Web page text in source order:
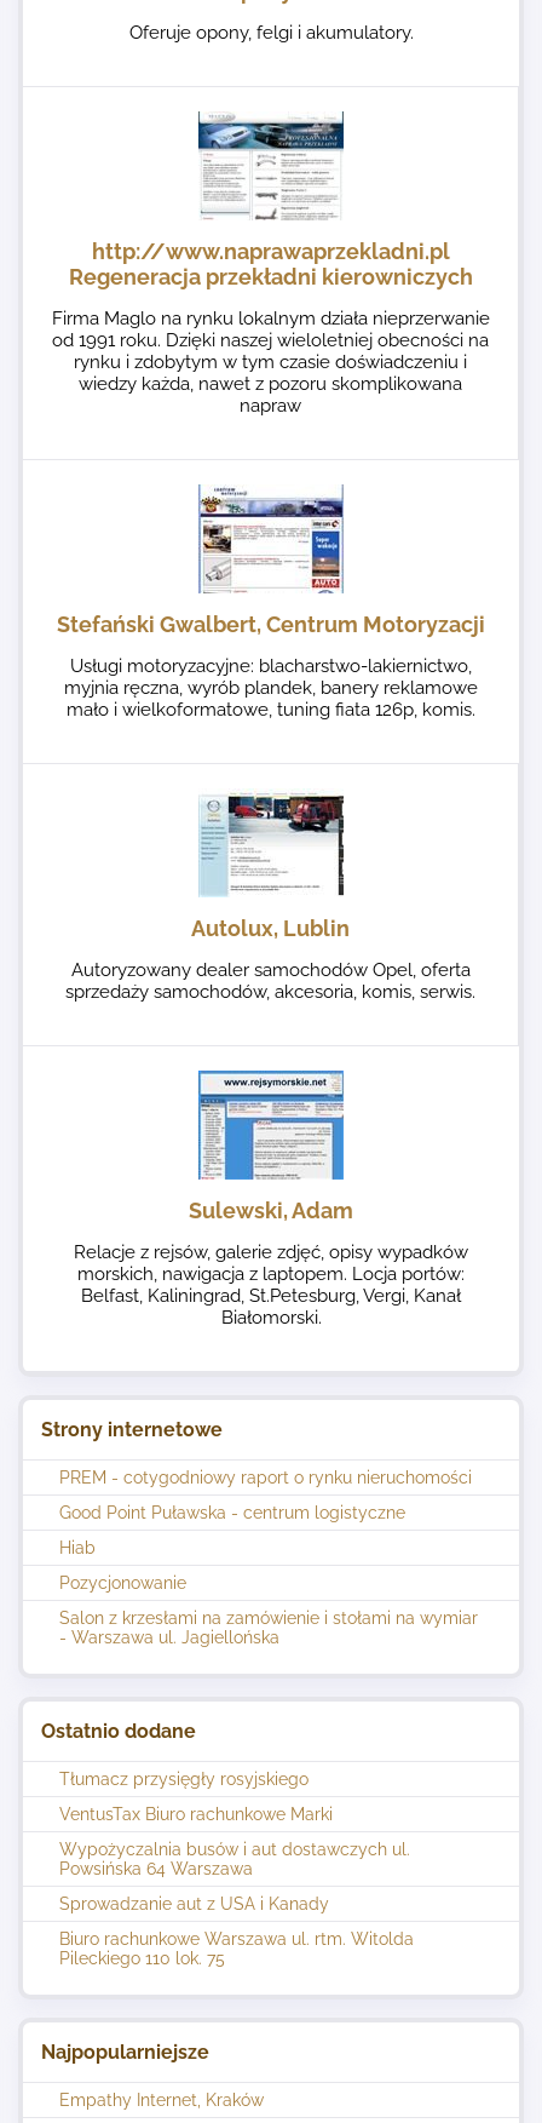
Strony internetowe
PREM - cotygodniowy raport o rynku nieruchomości
Good Point Puławska - centrum logistyczne
Hiab
Pozycjonowanie
Salon z krzesłami na zamówienie i stołami na wymiar
- Warszawa ul. Jagiellońska
Ostatnio dodane
Tłumacz przysięgły rosyjskiego
VentusTax Biuro rachunkowe Marki
Wypożyczalnia busów i aut dostawczych ul.
Powsińska 64 Warszawa
Sprowadzanie aut z USA i Kanady
Biuro rachunkowe Warszawa ul. rtm. Witolda
Pileckiego 110 lok. 75
Najpopularniejsze
Empathy Internet, Kraków
Oferuje opony, felgi i akumulatory.
http://www.naprawaprzekladni.pl
Regeneracja przekładni kierowniczych
Firma Maglo na rynku lokalnym działa nieprzerwanie
od 1991 roku. Dzięki naszej wieloletniej obecności na
rynku i zdobytym w tym czasie doświadczeniu i
wiedzy każda, nawet z pozoru skomplikowana
napraw
Stefański Gwalbert, Centrum Motoryzacji
Usługi motoryzacyjne: blacharstwo-lakiernictwo,
myjnia ręczna, wyrób plandek, banery reklamowe
mało i wielkoformatowe, tuning fiata 126p, komis.
Autolux, Lublin
Autoryzowany dealer samochodów Opel, oferta
sprzedaży samochodów, akcesoria, komis, serwis.
Sulewski, Adam
Relacje z rejsów, galerie zdjęć, opisy wypadków
morskich, nawigacja z laptopem. Locja portów:
Belfast, Kaliningrad, St.Petesburg, Vergi, Kanał
Białomorski.